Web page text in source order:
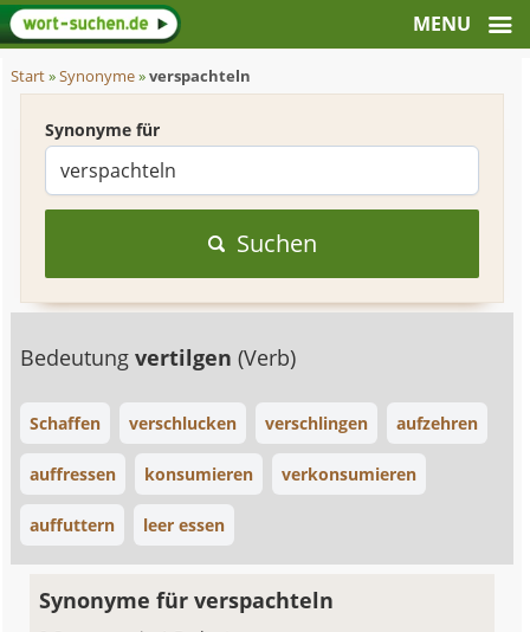
Start»Synonyme»verspachteln
Synonyme für
Suchen
Bedeutungvertilgen(Verb)
Schaffen verschlucken verschlingen aufzehren
auffressen konsumieren verkonsumieren
auffuttern leer essen
Synonyme für verspachteln